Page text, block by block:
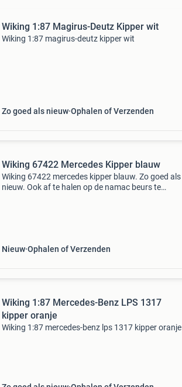
Wiking 1:87 Magirus-Deutz Kipper wit
Wiking 1:87 magirus-deutz kipper wit
Zo goed als nieuw Ophalen of Verzenden
Wiking 67422 Mercedes Kipper blauw
Wiking 67422 mercedes kipper blauw. Zo goed als
nieuw. Ook af te halen op de namac beurs te
Nieuw Ophalen of Verzenden
Wiking 1:87 Mercedes-Benz LPS 1317
kipper oranje
Wiking 1:87 mercedes-benz lps 1317 kipper oranje